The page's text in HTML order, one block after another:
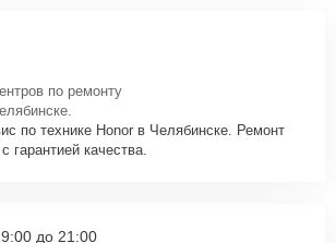
по ремонту
по технике Honor в Челябинске. Ремонт
гарантией качества.
до 21:00